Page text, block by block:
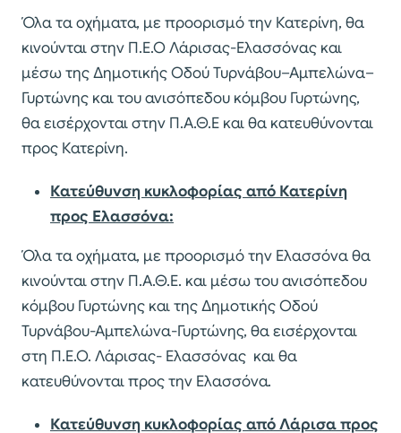
Όλα τα οχήματα, με προορισμό την Κατερίνη, θα
κινούνται στην Π.Ε.Ο Λάρισας-Ελασσόνας και
μέσω της Δημοτικής Οδού Τυρνάβου–Αμπελώνα–
Γυρτώνης και του ανισόπεδου κόμβου Γυρτώνης,
θα εισέρχονται στην Π.Α.Θ.Ε και θα κατευθύνονται
προς Κατερίνη.
Κατεύθυνση κυκλοφορίας από Κατερίνη
προς Ελασσόνα:
Όλα τα οχήματα, με προορισμό την Ελασσόνα θα
κινούνται στην Π.Α.Θ.Ε. και μέσω του ανισόπεδου
κόμβου Γυρτώνης και της Δημοτικής Οδού
Τυρνάβου-Αμπελώνα-Γυρτώνης, θα εισέρχονται
στη Π.Ε.Ο. Λάρισας- Ελασσόνας και θα
κατευθύνονται προς την Ελασσόνα.
Κατεύθυνση κυκλοφορίας από Λάρισα προς